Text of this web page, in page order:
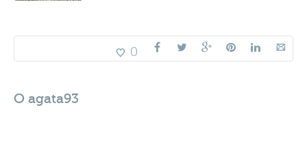
0
O agata93